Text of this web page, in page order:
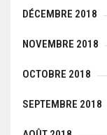
DÉCEMBRE 2018
NOVEMBRE 2018
OCTOBRE 2018
SEPTEMBRE 2018